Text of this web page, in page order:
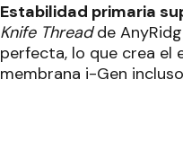
Estabilidad primaria
Knife Threadde
perfecta, lo que crea el
membrana i-Gen